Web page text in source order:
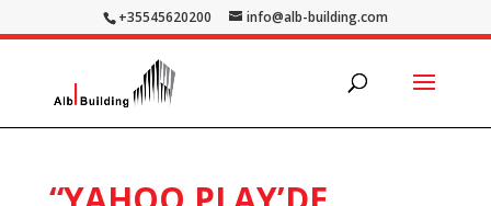
+35545620200 info@alb-building.com